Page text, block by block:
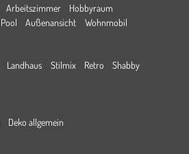
Arbeitszimmer
Hobbyraum
Pool Außenansicht Wohnmobil
Landhaus Stilmix Retro
Shabby
Deko allgemein